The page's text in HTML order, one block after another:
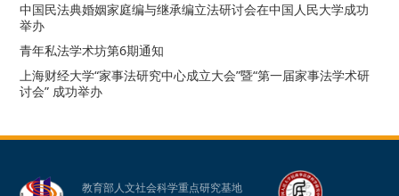
中国民法典婚姻家庭编与继承编立法研讨会在中国人民大学成功
举办
青年私法学术坊第6期通知
上海财经大学“家事法研究中心成立大会”暨“第一届家事法学术研
讨会” 成功举办
教育部人文社会科学重点研究基地